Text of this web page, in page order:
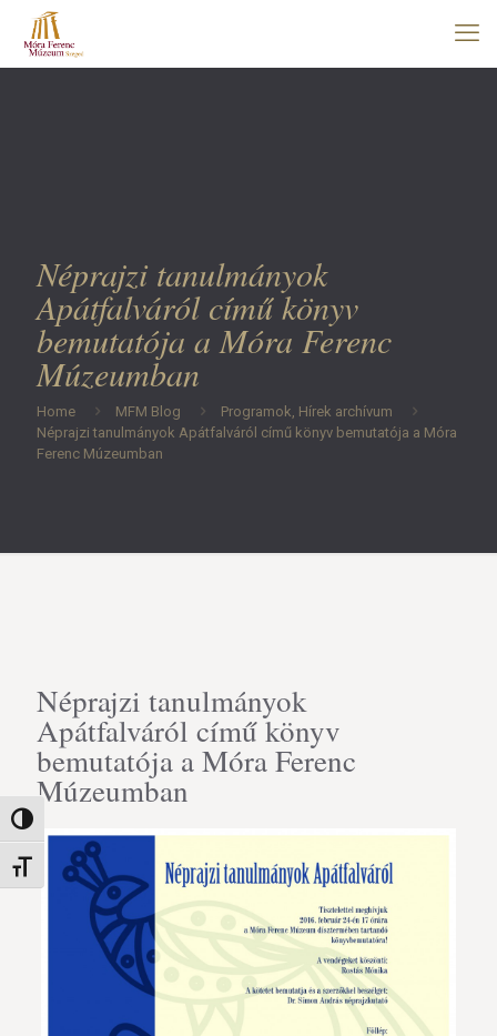
Nagy kontraszt váltása
Betűméret váltása
Néprajzi tanulmányok
Apátfalváról című könyv
bemutatója a Móra Ferenc
Múzeumban
Home MFM Blog
Programok, Hírek archívum
Néprajzi tanulmányok Apátfalváról című könyv bemutatója a Móra
Ferenc Múzeumban
Néprajzi tanulmányok
Apátfalváról című könyv
bemutatója a Móra Ferenc
Múzeumban